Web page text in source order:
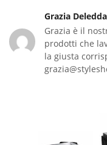
Grazia Deledda
Grazia è il
prodotti che
la giusta